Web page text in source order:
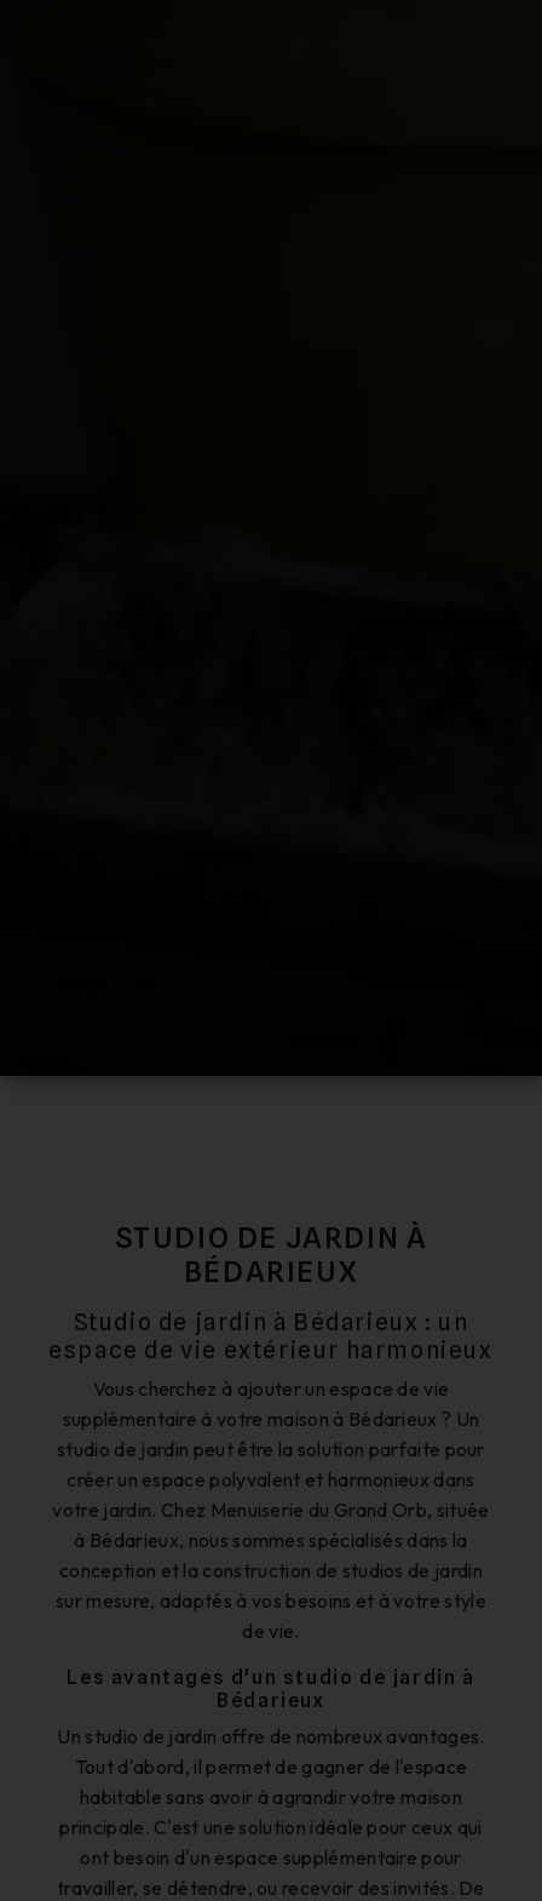
STUDIO DE JARDIN À
BÉDARIEUX
Studio de jardin à Bédarieux : un
espace de vie extérieur harmonieux
Vous cherchez à ajouter un espace de vie
supplémentaire à votre maison à Bédarieux ? Un
studio de jardin peut être la solution parfaite pour
créer un espace polyvalent et harmonieux dans
votre jardin. Chez Menuiserie du Grand Orb, située
à Bédarieux, nous sommes spécialisés dans la
conception et la construction de studios de jardin
sur mesure, adaptés à vos besoins et à votre style
de vie.
Les avantages d'un studio de jardin à
Bédarieux
Un studio de jardin offre de nombreux avantages.
Tout d'abord, il permet de gagner de l'espace
habitable sans avoir à agrandir votre maison
principale. C'est une solution idéale pour ceux qui
ont besoin d'un espace supplémentaire pour
travailler, se détendre, ou recevoir des invités. De